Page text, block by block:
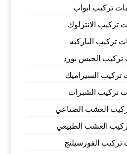
تركيب ابواب
تركيب الانترلوك
تركيب الباركيه
تركيب الجبس بورد
تركيب السيراميك
تركيب الشبرات
العشب الصناعي
العشب الطبيعي
الفورسيلنج